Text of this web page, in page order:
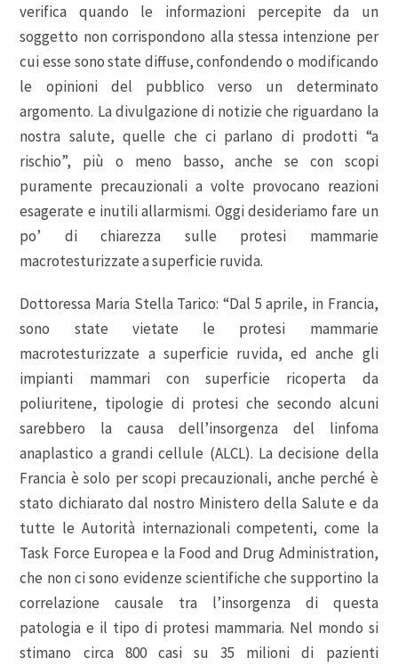
verifica quando le informazioni percepite da un
soggetto non corrispondono alla stessa intenzione per
cui esse sono state diffuse, confondendo o modificando
le opinioni del pubblico verso un determinato
argomento. La divulgazione di notizie che riguardano la
nostra salute, quelle che ci parlano di prodotti “a
rischio”, più o meno basso, anche se con scopi
puramente precauzionali a volte provocano reazioni
esagerate e inutili allarmismi. Oggi desideriamo fare un
po’ di chiarezza sulle protesi mammarie
macrotesturizzate a superficie ruvida.
Dottoressa Maria Stella Tarico: “Dal 5 aprile, in Francia,
sono state vietate le protesi mammarie
macrotesturizzate a superficie ruvida, ed anche gli
impianti mammari con superficie ricoperta da
poliuritene, tipologie di protesi che secondo alcuni
sarebbero la causa dell’insorgenza del linfoma
anaplastico a grandi cellule (ALCL). La decisione della
Francia è solo per scopi precauzionali, anche perché è
stato dichiarato dal nostro Ministero della Salute e da
tutte le Autorità internazionali competenti, come la
Task Force Europea e la Food and Drug Administration,
che non ci sono evidenze scientifiche che supportino la
correlazione causale tra l’insorgenza di questa
patologia e il tipo di protesi mammaria. Nel mondo si
stimano circa 800 casi su 35 milioni di pazienti